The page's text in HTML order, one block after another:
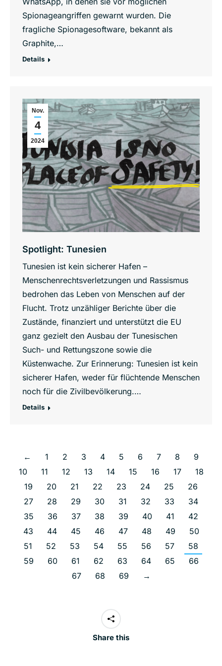
Spionageangriffen gewarnt wurden. Die
fragliche Spionagesoftware, bekannt als
Graphite,…
Details
Nov.
4
2024
Spotlight: Tunesien
Tunesien ist kein sicherer Hafen –
Menschenrechtsverletzungen und Rassismus
bedrohen das Leben von Menschen auf der
Flucht. Trotz unzähliger Berichte über die
Zustände, finanziert und unterstützt die EU
ganz gezielt den Ausbau der Tunesischen
Such- und Rettungszone sowie die
Küstenwache. Zur Erinnerung: Tunesien ist kein
sicherer Hafen, weder für flüchtende Menschen
noch für die Zivilbevölkerung.…
Details
← 1 2 3 4 5 6 7 8
9
10
11 12 13 14 15 16 17
18
19
20 21 22 23 24 25
26
27
28 29 30 31 32 33
34
35
36 37 38 39 40 41
42
43
44 45 46 47 48 49
50
51
52 53 54 55 56 57
58
59
60 61 62 63 64 65
66
67
68 69 →
Share this